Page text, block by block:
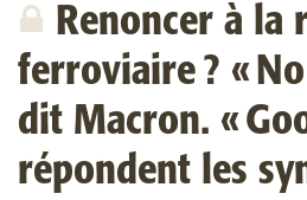
Renoncer à la
ferroviaire ? «
dit Macron. «
répondent les